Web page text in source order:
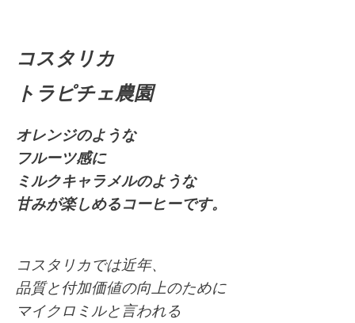
コスタリカ
トラピチェ農園
オレンジのような
フルーツ感に
ミルクキャラメルのような
甘みが楽しめるコーヒーです。
コスタリカでは近年、
品質と付加価値の向上のために
マイクロミルと言われる